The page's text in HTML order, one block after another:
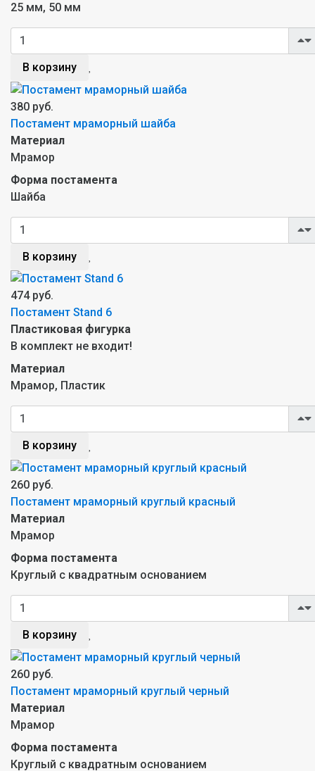
25 мм, 50 мм
В корзину
380 руб.
Постамент мраморный шайба
Материал
Мрамор
Форма постамента
Шайба
В корзину
474 руб.
Постамент Stand 6
Пластиковая фигурка
В комплект не входит!
Материал
Мрамор, Пластик
В корзину
260 руб.
Постамент мраморный круглый красный
Материал
Мрамор
Форма постамента
Круглый с квадратным основанием
В корзину
260 руб.
Постамент мраморный круглый черный
Материал
Мрамор
Форма постамента
Круглый с квадратным основанием